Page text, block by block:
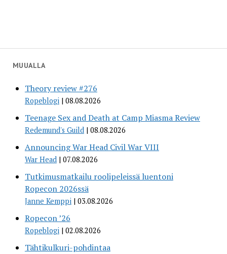
MUUALLA
Theory review #276
Ropeblogi 08.08.2026
Teenage Sex and Death at Camp Miasma Review
Redemund's Guild 08.08.2026
Announcing War Head Civil War VIII
War Head 07.08.2026
Tutkimusmatkailu roolipeleissä luentoni
Ropecon 2026ssä
Janne Kemppi 03.08.2026
Ropecon ’26
Ropeblogi 02.08.2026
Tähtikulkuri-pohdintaa